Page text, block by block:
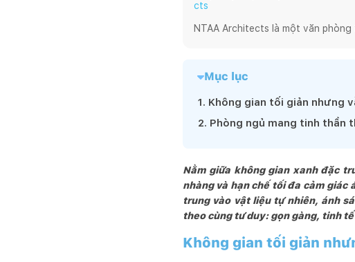
NTAA Architects là một văn
nghiêm túc, trung thực trong
Có một sự thật là, hoạt động tư
cho mình lối đi riêng, chật hẹp và
dự án mưu cầu cao về tính sáng
NTAA.
Chúng tôi luôn hy vọng và có
huyết, chuyên nghiệp và thấu
Cuối cùng, chúng tôi mong muốn
hài lòng, đầy niềm vui và nhiều sự
Mục lục
1. Không gian tối giản nhưng
2. Phòng ngủ mang tinh thần
Nằm giữa không gian xanh đặc
nhàng và hạn chế tối đa cảm giác
trung vào vật liệu tự nhiên, ánh
theo cùng tư duy: gọn gàng, tinh
Không gian tối giản